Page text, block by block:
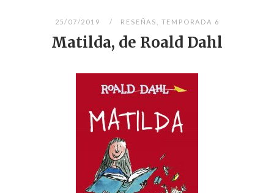
25/07/2019 RESEÑAS TEMPORADA 6
Matilda, de Roald Dahl